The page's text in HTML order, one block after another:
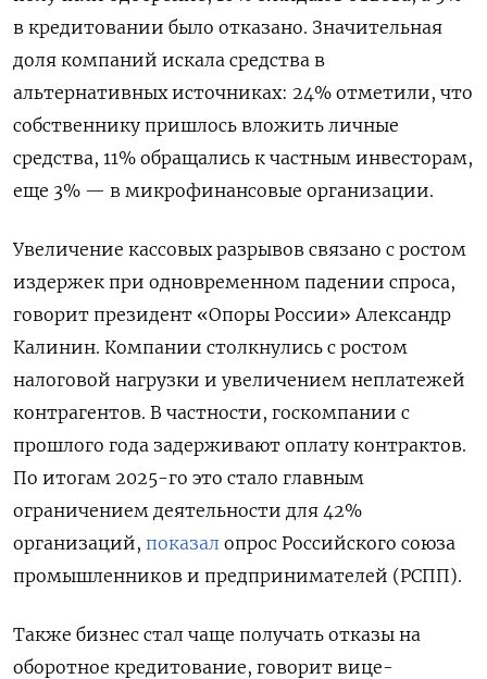
в кредитовании было отказано. Значительная
доля компаний искала средства в
альтернативных источниках: 24% отметили, что
собственнику пришлось вложить личные
средства, 11% обращались к частным инвесторам,
еще 3% — в микрофинансовые организации.
Увеличение кассовых разрывов связано с ростом
издержек при одновременном падении спроса,
говорит президент «Опоры России» Александр
Калинин. Компании столкнулись с ростом
налоговой нагрузки и увеличением неплатежей
контрагентов. В частности, госкомпании с
прошлого года задерживают оплату контрактов.
По итогам 2025-го это стало главным
ограничением деятельности для 42%
организаций, показал опрос Российского союза
промышленников и предпринимателей (РСПП).
Также бизнес стал чаще получать отказы на
оборотное кредитование, говорит вице-